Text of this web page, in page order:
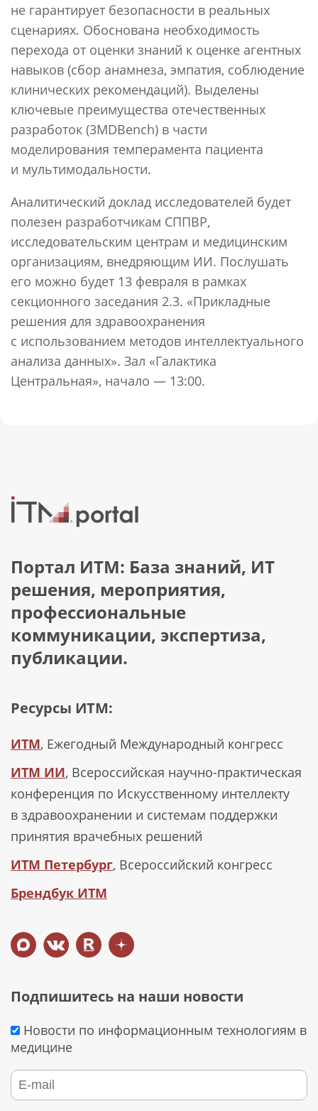
не гарантирует безопасности в реальных
сценариях. Обоснована необходимость
перехода от оценки знаний к оценке агентных
навыков (сбор анамнеза, эмпатия, соблюдение
клинических рекомендаций). Выделены
ключевые преимущества отечественных
разработок (3MDBench) в части
моделирования темперамента пациента
и мультимодальности.
Аналитический доклад исследователей будет
полезен разработчикам СППВР,
исследовательским центрам и медицинским
организациям, внедряющим ИИ. Послушать
его можно будет 13 февраля в рамках
секционного заседания 2.3. «Прикладные
решения для здравоохранения
с использованием методов интеллектуального
анализа данных». Зал «Галактика
Центральная», начало — 13:00.
Портал ИТМ: База знаний, ИТ
решения, мероприятия,
профессиональные
коммуникации, экспертиза,
публикации.
Ресурсы ИТМ:
ИТМ, Ежегодный Международный конгресс
ИТМ ИИ, Всероссийская научно-практическая
конференция по Искусственному интеллекту
в здравоохранении и системам поддержки
принятия врачебных решений
ИТМ Петербург, Всероссийский конгресс
Брендбук ИТМ
Подпишитесь на наши новости
Новости по информационным технологиям в
медицине